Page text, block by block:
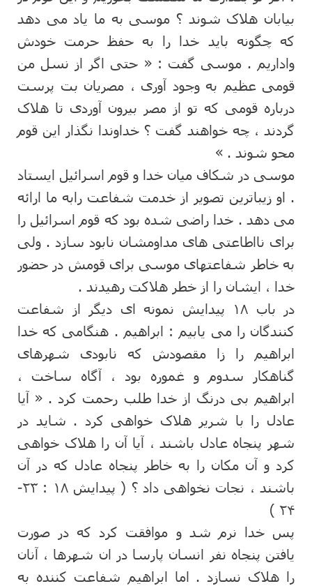
بیابان هلاک شوند ؟ موسی به ما یاد می دهد
که چگونه باید خدا را به حفظ حرمت خودش
واداریم . موسی گفت : « حتی اگر از نسل من
قومی عظیم به وجود آوری ، مصریان بت پرست
درباره قومی که تو از مصر بیرون آوردی تا هلاک
گردند ، چه خواهند گفت ؟ خداوندا نگذار این قوم
محو شوند . »
موسی در شکاف میان خدا و قوم اسرائیل ایستاد
. او زیباترین تصویر از خدمت شفاعت رابه ما ارائه
می دهد . خدا راضی شده بود که قوم اسرائیل را
برای نااطاعتی های مداومشان نابود سازد . ولی
به خاطر شفاعتهای موسی برای قومش در حضور
خدا ، ایشان را از خطر هلاکت رهیدند .
در باب ۱۸ پیدایش نمونه ای دیگر از شفاعت
کنندگان را می یابیم : ابراهیم . هنگامی که خدا
ابراهیم را زا مقصودش که نابودی شهرهای
گناهکار سدوم و غموره بود ، آگاه ساخت ،
ابراهیم بی درنگ از خدا طلب رحمت کرد . « آیا
عادل را با شریر هلاک خواهی کرد . شاید در
شهر پنجاه عادل باشند ، آیا آن را هلاک خواهی
کرد و آن مکان را به خاطر پنجاه عادل که در آن
باشند ، نجات نخواهی داد ؟ ( پیدایش ۱۸ : ۲۳-
۲۴ )
پس خدا نرم شد و موافقت کرد که در صورت
یافتن پنجاه نفر انسان پارسا در ان شهرها ، آنان
را هلاک نسازد . اما ابراهیم شفاعت کننده به